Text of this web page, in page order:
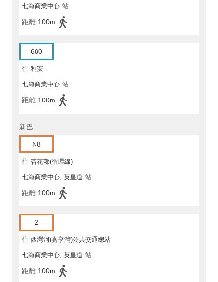
七海商業中心 站
距離 100m
680
往 利安
七海商業中心 站
距離 100m
新巴
N8
往 杏花邨(循環線)
七海商業中心, 英皇道 站
距離 100m
2
往 西灣河(嘉亨灣)公共交通總站
七海商業中心, 英皇道 站
距離 100m